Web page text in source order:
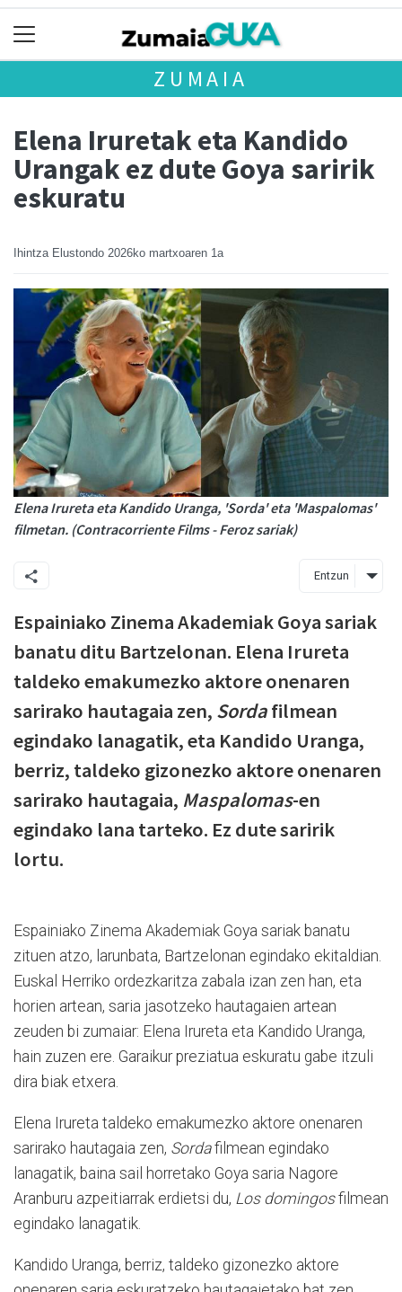
ZUMAIA
Elena Iruretak eta Kandido
Urangak ez dute Goya saririk
eskuratu
Ihintza Elustondo 2026ko martxoaren 1a
Elena Irureta eta Kandido Uranga, 'Sorda' eta 'Maspalomas'
filmetan. (Contracorriente Films - Feroz sariak)
Entzun
Espainiako Zinema Akademiak Goya sariak
banatu ditu Bartzelonan. Elena Irureta
taldeko emakumezko aktore onenaren
sarirako hautagaia zen, Sordafilmean
egindako lanagatik, eta Kandido Uranga,
berriz, taldeko gizonezko aktore onenaren
sarirako hautagaia, Maspalomas-en
egindako lana tarteko. Ez dute saririk
lortu.
Espainiako Zinema Akademiak Goya sariak banatu
zituen atzo, larunbata, Bartzelonan egindako ekitaldian.
Euskal Herriko ordezkaritza zabala izan zen han, eta
horien artean, saria jasotzeko hautagaien artean
zeuden bi zumaiar: Elena Irureta eta Kandido Uranga,
hain zuzen ere. Garaikur preziatua eskuratu gabe itzuli
dira biak etxera.
Elena Irureta taldeko emakumezko aktore onenaren
sarirako hautagaia zen, Sordafilmean egindako
lanagatik, baina sail horretako Goya saria Nagore
Aranburu azpeitiarrak erdietsi du, Los domingosfilmean
egindako lanagatik.
Kandido Uranga, berriz, taldeko gizonezko aktore